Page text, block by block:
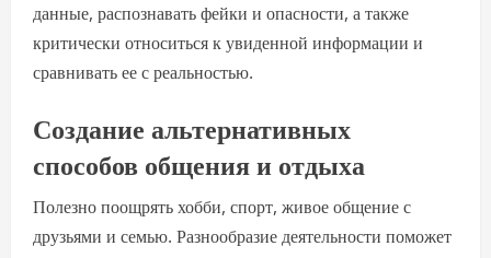
данные, распознавать фейки и опасности, а также
критически относиться к увиденной информации и
сравнивать ее с реальностью.
Создание альтернативных
способов общения и отдыха
Полезно поощрять хобби, спорт, живое общение с
друзьями и семью. Разнообразие деятельности поможет